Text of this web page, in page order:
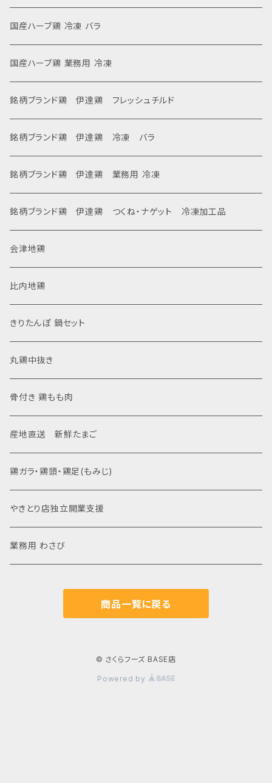
国産ハーブ鶏 冷凍 バラ
国産ハーブ鶏 業務用 冷凍
銘柄ブランド鶏 伊達鶏 フレッシュチルド
銘柄ブランド鶏 伊達鶏 冷凍 バラ
銘柄ブランド鶏 伊達鶏 業務用 冷凍
銘柄ブランド鶏 伊達鶏 つくね・ナゲット 冷凍加工品
会津地鶏
比内地鶏
きりたんぽ 鍋セット
丸鶏中抜き
骨付き 鶏もも肉
産地直送 新鮮たまご
鶏ガラ・鶏頭・鶏足(もみじ)
やきとり店独立開業支援
業務用 わさび
商品一覧に戻る
© さくらフーズ BASE店
Powered by